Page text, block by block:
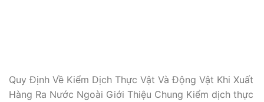
Quy Định Về Kiểm Dịch Thực Vật Và Động Vật Khi Xuất
Hàng Ra Nước Ngoài Giới Thiệu Chung Kiểm dịch thực